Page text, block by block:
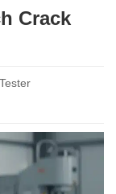
Crack